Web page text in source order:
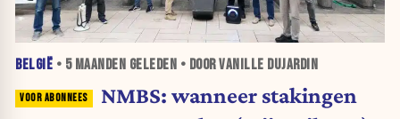
BELGIË • 5 MAANDEN GELEDEN • DOOR VANILLE DUJARDIN
NMBS: wanneer stakingen